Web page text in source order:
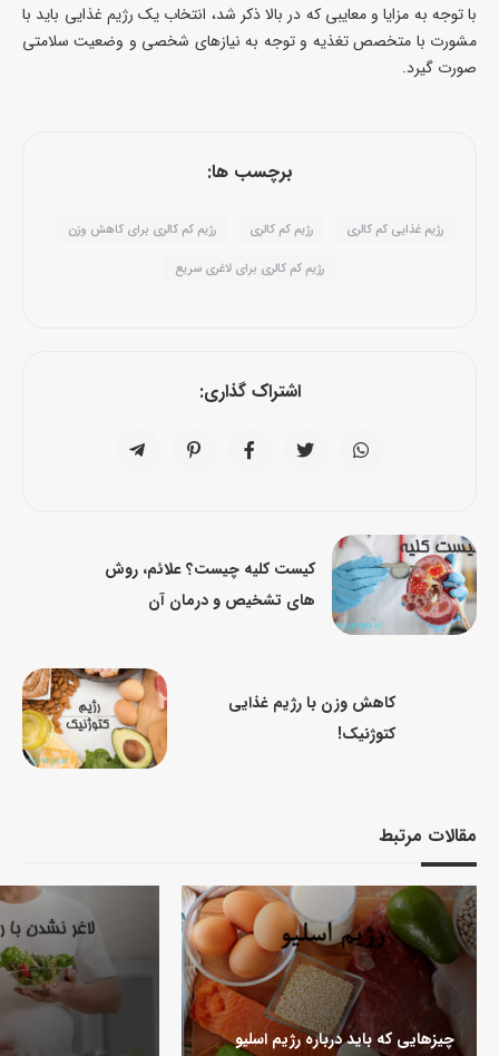
با توجه به مزایا و معایبی که در بالا ذکر شد، انتخاب یک رژیم غذایی باید با
مشورت با متخصص تغذیه و توجه به نیازهای شخصی و وضعیت سلامتی
صورت گیرد.
برچسب ها:
رژیم غذایی کم کالری رژیم کم کالری رژیم کم کالری برای کاهش وزن
رژیم کم کالری برای لاغری سریع
اشتراک گذاری:
کیست کلیه چیست؟ علائم، روش
های تشخیص و درمان آن
کاهش وزن با رژیم غذایی
کتوژنیک!
مقالات مرتبط
چیزهایی که باید درباره رژیم اسلیو